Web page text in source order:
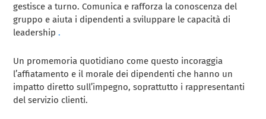
gestisce a turno. Comunica e rafforza la conoscenza del
gruppo e aiuta i dipendenti a sviluppare le capacità di
leadership.
Un promemoria quotidiano come questo incoraggia
l’affiatamento e il morale dei dipendenti che hanno un
impatto diretto sull’impegno, soprattutto i rappresentanti
del servizio clienti.